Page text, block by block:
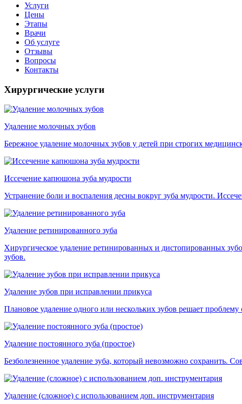
Услуги
Цены
Этапы
Врачи
Об услуге
Отзывы
Вопросы
Контакты
Хирургические услуги
Удаление молочных зубов
Бережное удаление молочных зубов у детей при строгих
Иссечение капюшона зуба мудрости
Устранение боли и воспаления десны вокруг зуба мудрости.
Удаление ретинированного зуба
Хирургическое удаление ретинированных и дистопированных
зубов.
Удаление зубов при исправлении прикуса
Плановое удаление одного или нескольких зубов решает
Удаление постоянного зуба (простое)
Безболезненное удаление зуба, который невозможно сохранить.
Удаление (сложное) с использованием доп. инструментария